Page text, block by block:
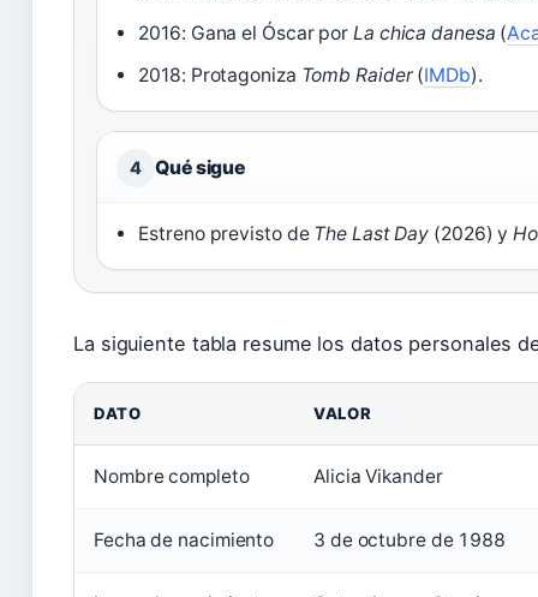
2016: Gana el Óscar por La chica danesa (
2018: Protagoniza Tomb Raider(IMDb).
4 Qué sigue
Estreno previsto de The Last Day (2026) y
La siguiente tabla resume los datos personales
DATO VALOR
Nombre completo Alicia Vikander
Fecha de nacimiento 3 de octubre de 1988